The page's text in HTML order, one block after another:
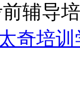
辅导
奇培训